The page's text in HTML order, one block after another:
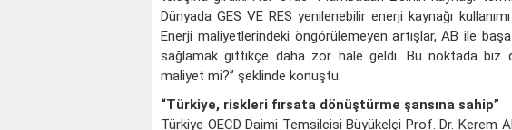
Dünyada GES VE RES yenilenebilir enerji kaynağı
Enerji maliyetlerindeki öngörülemeyen artışlar, AB ile
sağlamak gittikçe daha zor hale geldi. Bu noktada biz
maliyet mi?” şeklinde konuştu.
“Türkiye, riskleri fırsata dönüştürme şansına sahip”
Türkiye OECD Daimi Temsilcisi Büyükelçi Prof. Dr. Kerem